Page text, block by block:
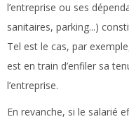
l’entreprise ou ses
sanitaires, parking...)
Tel est le cas, par
est en train d’enfiler sa
l’entreprise.
En revanche, si le salarié